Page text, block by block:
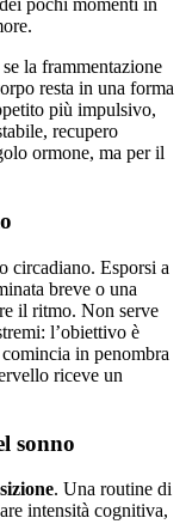
pochi momenti in
la frammentazione
resta in una forma
più impulsivo,
recupero
ormone, ma per il
circadiano. Esporsi a
breve o una
il ritmo. Non serve
l’obiettivo è
in penombra
riceve un
sonno
. Una routine di
intensità cognitiva,